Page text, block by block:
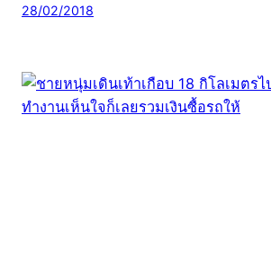
28/02/2018